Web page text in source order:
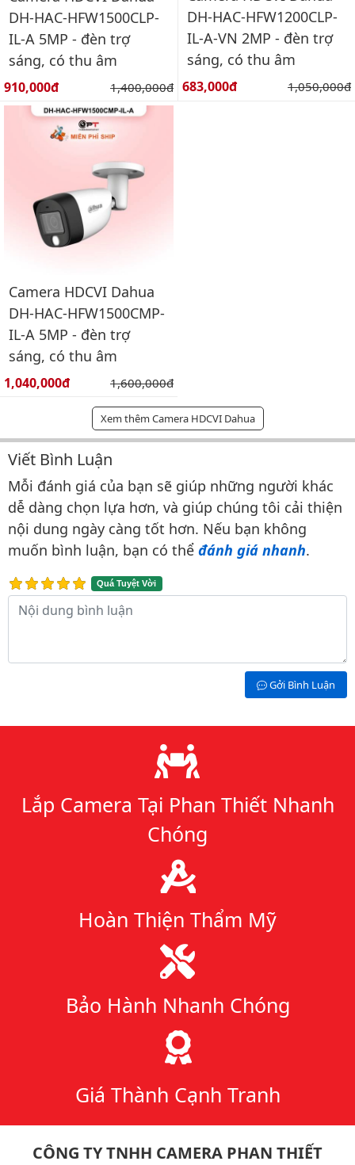
DH-HAC-HFW1500CLP-
IL-A 5MP - đèn trợ
sáng, có thu âm
Giá bán:
910,000đ Giá gốc:
1,400,000đ
DH-HAC-HFW1200CLP-
IL-A-VN 2MP - đèn trợ
sáng, có thu âm
Giá bán:
683,000đ Giá gốc:
1,050,000đ
Camera HDCVI Dahua
DH-HAC-HFW1500CMP-
IL-A 5MP - đèn trợ
sáng, có thu âm
Giá bán:
1,040,000đ Giá gốc:
1,600,000đ
Xem thêm Camera HDCVI Dahua
Bình luận & Đánh giá
Viết Bình Luận
Mỗi đánh giá của bạn sẽ giúp những người khác
dễ dàng chọn lựa hơn, và giúp chúng tôi cải thiện
nội dung ngày càng tốt hơn. Nếu bạn không
muốn bình luận, bạn có thể đánh giá nhanh.
Quá Tuyệt Vời
Nội dung bình luận
Gởi Bình Luận
Lý do chọn chúng tôi
Lắp Camera Tại Phan Thiết Nhanh
Chóng
Hoàn Thiện Thẩm Mỹ
Bảo Hành Nhanh Chóng
Giá Thành Cạnh Tranh
CÔNG TY TNHH CAMERA PHAN THIẾT